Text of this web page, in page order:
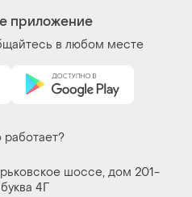
приложение
в любом месте
работает?
шоссе, дом 201-
4Г